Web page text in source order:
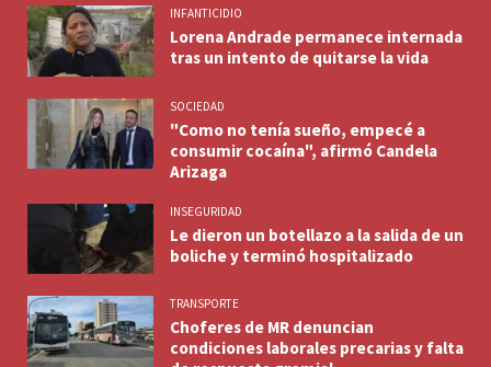
INFANTICIDIO
Lorena Andrade permanece internada
tras un intento de quitarse la vida
SOCIEDAD
"Como no tenía sueño, empecé a
consumir cocaína", afirmó Candela
Arizaga
INSEGURIDAD
Le dieron un botellazo a la salida de un
boliche y terminó hospitalizado
TRANSPORTE
Choferes de MR denuncian
condiciones laborales precarias y falta